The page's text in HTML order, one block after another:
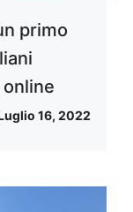
primo
16, 2022